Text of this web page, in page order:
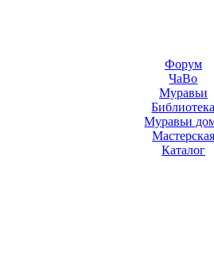
Форум
ЧаВо
Муравьи
Муравьи
Мастерская
Каталог